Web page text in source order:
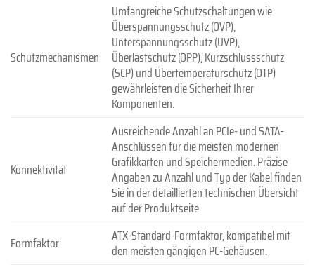
Schutzmechanismen
Umfangreiche Schutzschaltungen wie
Überspannungsschutz (OVP),
Unterspannungsschutz (UVP),
Überlastschutz (OPP), Kurzschlussschutz
(SCP) und Übertemperaturschutz (OTP)
gewährleisten die Sicherheit Ihrer
Komponenten.
Konnektivität
Ausreichende Anzahl an PCIe- und SATA-
Anschlüssen für die meisten modernen
Grafikkarten und Speichermedien. Präzise
Angaben zu Anzahl und Typ der Kabel finden
Sie in der detaillierten technischen Übersicht
auf der Produktseite.
Formfaktor
ATX-Standard-Formfaktor, kompatibel mit
den meisten gängigen PC-Gehäusen.